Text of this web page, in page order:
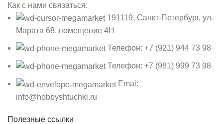
Как с нами связаться:
191119, Санкт-Петербург, ул.
Марата 68, помещение 4Н
Телефон: +7 (921) 944 73 98
Телефон: +7 (981) 999 73 98
Emai:
info@hobbyshtuchki.ru
Полезные ссылки